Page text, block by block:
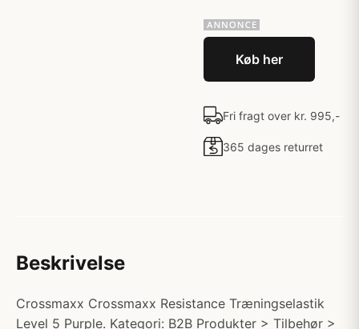
Køb her
Fri fragt over kr. 995,-
365 dages returret
Beskrivelse
Crossmaxx Crossmaxx Resistance Træningselastik
Level 5 Purple. Kategori: B2B Produkter > Tilbehør >